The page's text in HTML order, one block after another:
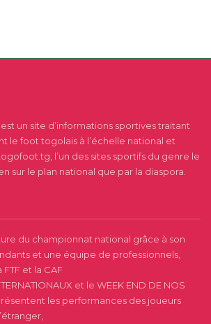
un site d’informations sportives traitant
le foot togolais à l’échelle national et
l’un des sites sportifs du genre le
sur le plan national que par la diaspora.
du championnat national grâce à son
et une équipe de professionnels,
et la CAF
et le WEEK END DE NOS
les performances des joueurs